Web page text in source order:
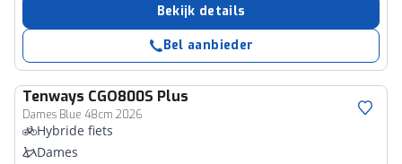
Bekijk details
Bel aanbieder
Tenways CGO800S Plus
Dames Blue 48cm 2026
Hybride fiets
Dames